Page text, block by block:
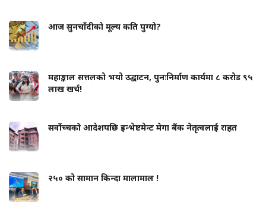
आज सुनचाँदीको मूल्य कति पुग्यो?
महाङ्काल सत्तलको भयो उद्घाटन, पुनःनिर्माण कार्यमा ८ करोड ९५
लाख खर्च!
सर्वोच्चको आदेशपछि इन्भेष्टमेन्ट मेगा बैंक नेतृत्वलाई राहत
२५० को सामान किन्दा मालामाल !